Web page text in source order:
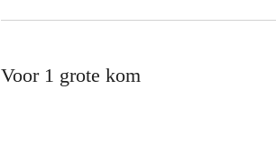
Voor 1 grote kom